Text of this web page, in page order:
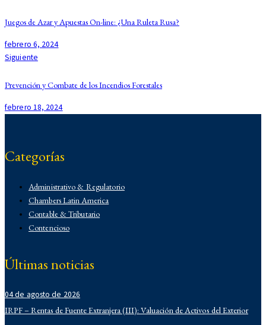
Juegos de Azar y Apuestas On-line: ¿Una Ruleta Rusa?
febrero 6, 2024
Siguiente
Prevención y Combate de los Incendios Forestales
febrero 18, 2024
Categorías
Administrativo & Regulatorio
Chambers Latin America
Contable & Tributario
Contencioso
Demo
IFLR 1000
Institucionales
Últimas noticias
04 de agosto de 2026
IRPF – Rentas de Fuente Extranjera (III): Valuación de Activos del Exterior